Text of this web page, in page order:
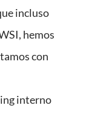
incluso
hemos
con
interno